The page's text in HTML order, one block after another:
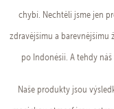
chybí. Nechtěli jsme jen
zdravějšímu a barevnějšímu
po Indonésii. A tehdy náš
Naše produkty jsou